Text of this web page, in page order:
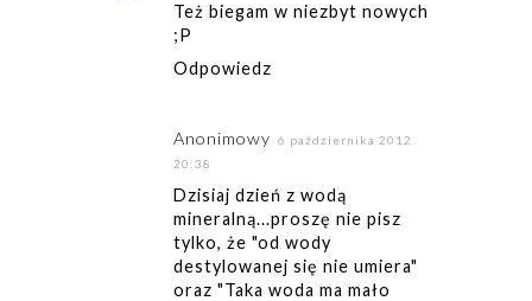
Też biegam w niezbyt nowych
;P
Odpowiedz
Anonimowy 6 października 2012
20:38
Dzisiaj dzień z wodą
mineralną...proszę nie pisz
tylko, że "od wody
destylowanej się nie umiera"
oraz "Taka woda ma mało